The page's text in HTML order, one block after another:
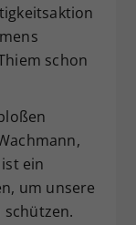
schon
ein
um unsere
schützen.